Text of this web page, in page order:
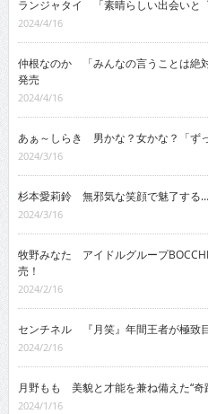
ランジャタイ 「素晴らしい出会いと
2024/4/16
仲根なのか 「みんなの言うことは絶
発売
2024/4/16
あぁ～しらき 男かな？女かな？「ず
2024/3/16
杉本愛莉鈴 無邪気な笑顔で魅了する
2024/3/16
牧野みなた アイドルグループ
売！
2024/2/16
センチネル 『月笑』年間王者が極致
2024/2/16
月野もも 美貌と才能を兼ね備えた“奇
2024/1/16